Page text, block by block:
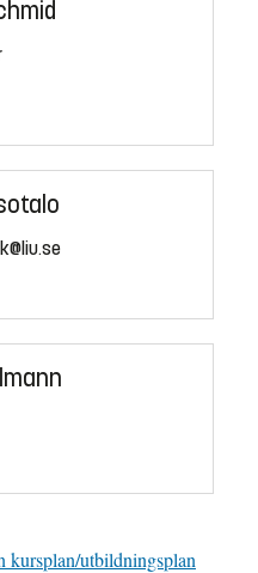
kursplan/utbildningsplan